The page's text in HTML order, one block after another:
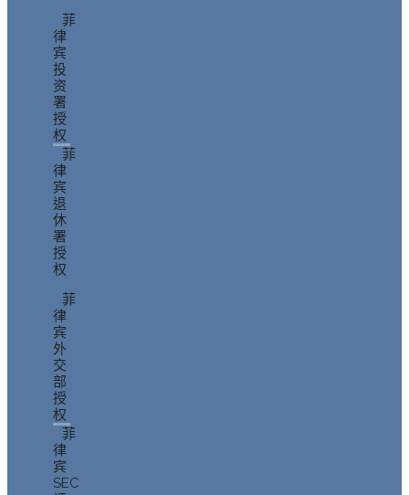
菲
律
宾
投
资
署
授
权
菲
律
宾
退
休
署
授
权
菲
律
宾
外
交
部
授
权
菲
律
宾
SEC